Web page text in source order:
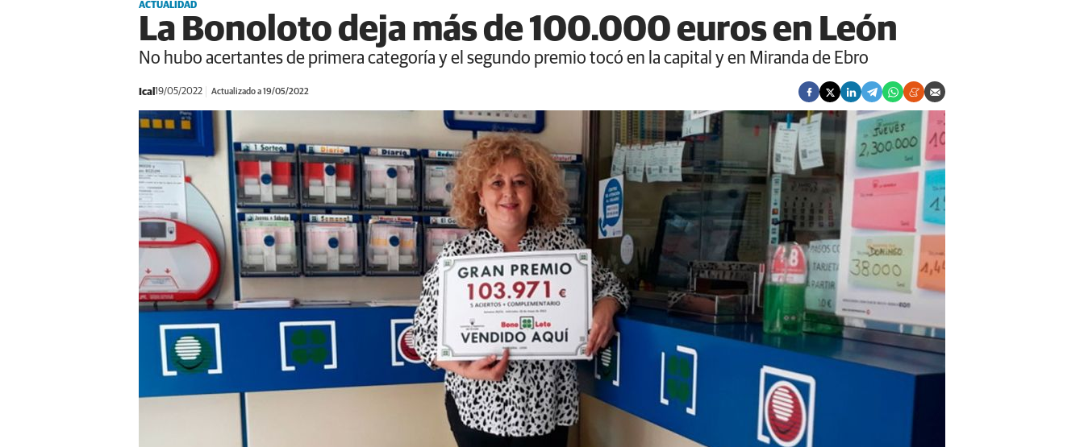
ACTUALIDAD
La Bonoloto deja más de 100.000 euros en León
No hubo acertantes de primera categoría y el segundo premio tocó en la capital y en Miranda de Ebro
Ical 19/05/2022 Actualizado a 19/05/2022